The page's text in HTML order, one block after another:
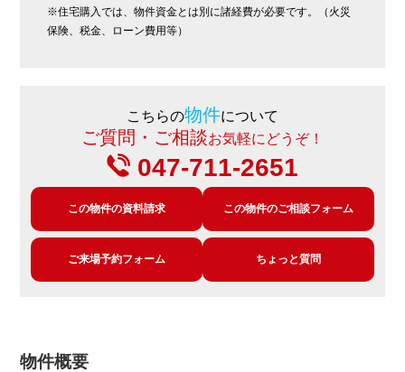
※住宅購入では、物件資金とは別に諸経費が必要です。（火災
保険、税金、ローン費用等）
こちらの物件について
ご質問・ご相談お気軽にどうぞ！
047-711-2651
この物件の資料請求 この物件のご相談フォーム
ご来場予約フォーム ちょっと質問
物件概要